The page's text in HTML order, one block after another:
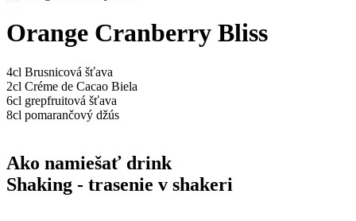
Orange Cranberry Bliss
4cl Brusnicová šťava
2cl Créme de Cacao Biela
6cl grepfruitová šťava
8cl pomarančový džús
Ako namiešať drink
Shaking - trasenie v shakeri